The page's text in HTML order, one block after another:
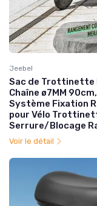
Jeebel
Sac de Trottinette
Chaîne ø7MM
Système Fixation
pour Vélo
Serrure/Blocage
Voir le détail